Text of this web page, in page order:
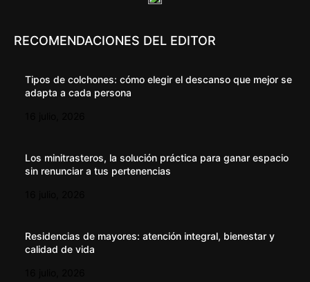
RECOMENDACIONES DEL EDITOR
Tipos de colchones: cómo elegir el descanso que mejor se
adapta a cada persona
Los minitrasteros, la solución práctica para ganar espacio
sin renunciar a tus pertenencias
Residencias de mayores: atención integral, bienestar y
calidad de vida